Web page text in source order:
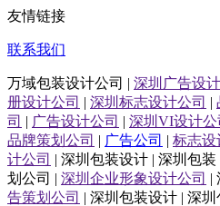
友情链接
联系我们
万域包装设计公司 | 深圳广告设
册设计公司 | 深圳标志设计公司 |
司 | 广告设计公司 | 深圳VI设计公
品牌策划公司 | 广告公司 | 标志设
计公司 | 深圳包装设计 | 深圳包装
划公司 | 深圳企业形象设计公司 |
告策划公司 | 深圳包装设计 | 深